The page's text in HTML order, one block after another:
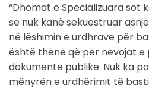
“Dhomat e Specializuara sot
se nuk kanë sekuestruar
në lëshimin e urdhrave për
është thënë që për nevojat e
dokumente publike. Nuk ka
mënyrën e urdhërimit të